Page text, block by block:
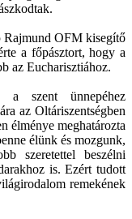
Rajmund OFM kisegítő
a főpásztort, hogy a
az Eucharisztiához.
a szent ünnepéhez
az Oltáriszentségben
élménye meghatározta
élünk és mozgunk,
szeretettel beszélni
is. Ezért tudott
remekének